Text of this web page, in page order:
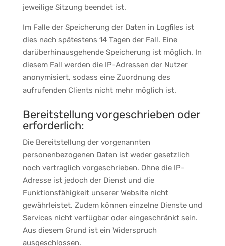
jeweilige Sitzung beendet ist.
Im Falle der Speicherung der Daten in Logfiles ist
dies nach spätestens 14 Tagen der Fall. Eine
darüberhinausgehende Speicherung ist möglich. In
diesem Fall werden die IP-Adressen der Nutzer
anonymisiert, sodass eine Zuordnung des
aufrufenden Clients nicht mehr möglich ist.
Bereitstellung vorgeschrieben oder
erforderlich:
Die Bereitstellung der vorgenannten
personenbezogenen Daten ist weder gesetzlich
noch vertraglich vorgeschrieben. Ohne die IP-
Adresse ist jedoch der Dienst und die
Funktionsfähigkeit unserer Website nicht
gewährleistet. Zudem können einzelne Dienste und
Services nicht verfügbar oder eingeschränkt sein.
Aus diesem Grund ist ein Widerspruch
ausgeschlossen.